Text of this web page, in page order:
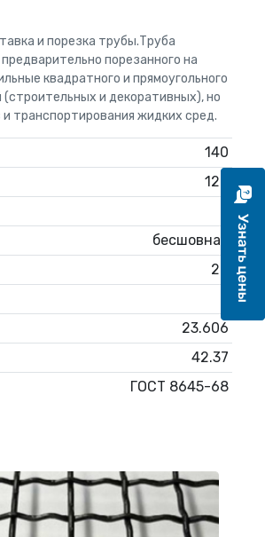
и порезка трубы.Труба
порезанного на
квадратного и прямоугольного
и декоративных), но
транспортирования жидких сред.
140
120
бесшовная
20
23.606
42.37
ГОСТ 8645-68